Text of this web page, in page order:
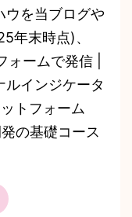
ウを当ブログや
年末時点)、
ームで発信 |
ルインジケータ
トフォーム
の基礎コース